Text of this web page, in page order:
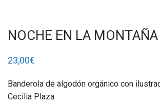
NOCHE EN LA
23,00€
Banderola de algodón orgánico con
Cecilia Plaza